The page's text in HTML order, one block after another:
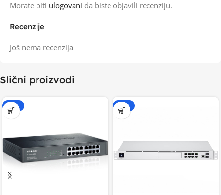
Recenzije
Još nema recenzija.
Morate biti ulogovani da biste objavili recenziju.
Slični proizvodi
-20% -15%